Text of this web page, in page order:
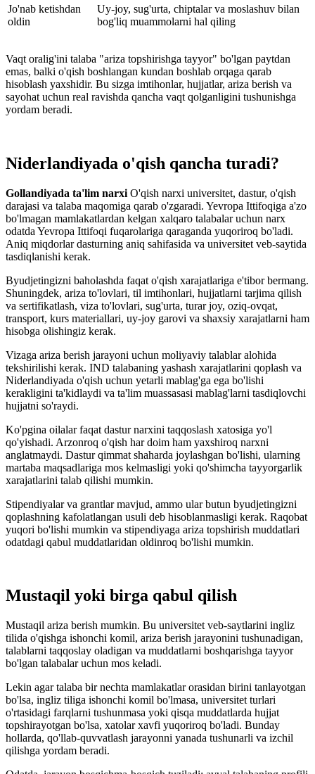
Jo'nab ketishdan
oldin
Uy-joy, sug'urta, chiptalar va moslashuv bilan
bog'liq muammolarni hal qiling
Vaqt oralig'ini talaba "ariza topshirishga tayyor" bo'lgan paytdan
emas, balki o'qish boshlangan kundan boshlab orqaga qarab
hisoblash yaxshidir. Bu sizga imtihonlar, hujjatlar, ariza berish va
sayohat uchun real ravishda qancha vaqt qolganligini tushunishga
yordam beradi.
Niderlandiyada o'qish qancha turadi?
Gollandiyada ta'lim narxi O'qish narxi universitet, dastur, o'qish
darajasi va talaba maqomiga qarab o'zgaradi. Yevropa Ittifoqiga a'zo
bo'lmagan mamlakatlardan kelgan xalqaro talabalar uchun narx
odatda Yevropa Ittifoqi fuqarolariga qaraganda yuqoriroq bo'ladi.
Aniq miqdorlar dasturning aniq sahifasida va universitet veb-saytida
tasdiqlanishi kerak.
Byudjetingizni baholashda faqat o'qish xarajatlariga e'tibor bermang.
Shuningdek, ariza to'lovlari, til imtihonlari, hujjatlarni tarjima qilish
va sertifikatlash, viza to'lovlari, sug'urta, turar joy, oziq-ovqat,
transport, kurs materiallari, uy-joy garovi va shaxsiy xarajatlarni ham
hisobga olishingiz kerak.
Vizaga ariza berish jarayoni uchun moliyaviy talablar alohida
tekshirilishi kerak. IND talabaning yashash xarajatlarini qoplash va
Niderlandiyada o'qish uchun yetarli mablag'ga ega bo'lishi
kerakligini ta'kidlaydi va ta'lim muassasasi mablag'larni tasdiqlovchi
hujjatni so'raydi.
Ko'pgina oilalar faqat dastur narxini taqqoslash xatosiga yo'l
qo'yishadi. Arzonroq o'qish har doim ham yaxshiroq narxni
anglatmaydi. Dastur qimmat shaharda joylashgan bo'lishi, ularning
martaba maqsadlariga mos kelmasligi yoki qo'shimcha tayyorgarlik
xarajatlarini talab qilishi mumkin.
Stipendiyalar va grantlar mavjud, ammo ular butun byudjetingizni
qoplashning kafolatlangan usuli deb hisoblanmasligi kerak. Raqobat
yuqori bo'lishi mumkin va stipendiyaga ariza topshirish muddatlari
odatdagi qabul muddatlaridan oldinroq bo'lishi mumkin.
Mustaqil yoki birga qabul qilish
Mustaqil ariza berish mumkin. Bu universitet veb-saytlarini ingliz
tilida o'qishga ishonchi komil, ariza berish jarayonini tushunadigan,
talablarni taqqoslay oladigan va muddatlarni boshqarishga tayyor
bo'lgan talabalar uchun mos keladi.
Lekin agar talaba bir nechta mamlakatlar orasidan birini tanlayotgan
bo'lsa, ingliz tiliga ishonchi komil bo'lmasa, universitet turlari
o'rtasidagi farqlarni tushunmasa yoki qisqa muddatlarda hujjat
topshirayotgan bo'lsa, xatolar xavfi yuqoriroq bo'ladi. Bunday
hollarda, qo'llab-quvvatlash jarayonni yanada tushunarli va izchil
qilishga yordam beradi.